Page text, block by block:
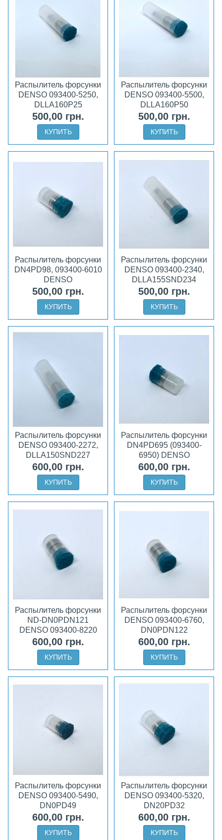
Распылитель форсунки
DENSO 093400-5250,
DLLA160P25
500,00 грн.
КУПИТЬ
Распылитель форсунки
DENSO 093400-5500,
DLLA160P50
500,00 грн.
КУПИТЬ
Распылитель форсунки
DN4PD98, 093400-6010
DENSO
500,00 грн.
КУПИТЬ
Распылитель форсунки
DENSO 093400-2340,
DLLA155SND234
500,00 грн.
КУПИТЬ
Распылитель форсунки
DENSO 093400-2272,
DLLA150SND227
600,00 грн.
КУПИТЬ
Распылитель форсунки
DN4PD695 (093400-
6950) DENSO
600,00 грн.
КУПИТЬ
Распылитель форсунки
ND-DN0PDN121
DENSO 093400-8220
600,00 грн.
КУПИТЬ
Распылитель форсунки
DENSO 093400-6760,
DN0PDN122
600,00 грн.
КУПИТЬ
Распылитель форсунки
DENSO 093400-5490,
DN0PD49
600,00 грн.
КУПИТЬ
Распылитель форсунки
DENSO 093400-5320,
DN20PD32
600,00 грн.
КУПИТЬ